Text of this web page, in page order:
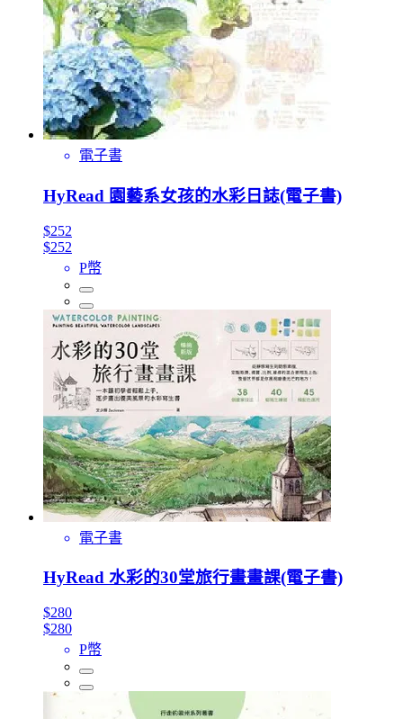
電子書
HyRead 園藝系女孩的水彩日誌(電子書)
$252
$252
P幣
電子書
HyRead 水彩的30堂旅行畫畫課(電子書)
$280
$280
P幣